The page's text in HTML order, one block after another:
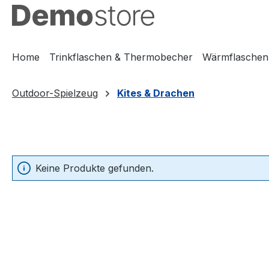
Hauptinhalt springen
Zur Suche springen
Zur Hauptnavigation springen
Home Trinkflaschen & Thermobecher Wärmflaschen
Outdoor-Spielzeug Kites & Drachen
Keine Produkte gefunden.